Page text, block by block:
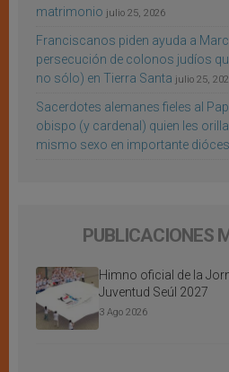
matrimonio julio 25, 2026
Franciscanos piden ayuda a
persecución de colonos judíos
no sólo) en Tierra Santa julio 25,
Sacerdotes alemanes fieles al
obispo (y cardenal) quien les
mismo sexo en importante
PUBLICACIONES
Himno oficial de la
Juventud Seúl 2027
3 Ago 2026